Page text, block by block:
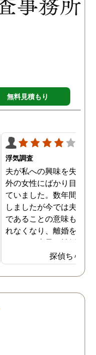
の状態が酷かったので、
然としてしまいました。
無料見積もり
浮気調査
夫が私への興味を失くし
外の女性にばかり目を向
ていました。数年間は我
しましたが今では夫と夫
であることの意味も感じ
れなくなり、離婚を決意
ました。素早く離婚を成
させるためには夫の不倫
証拠を手に入れることが
っ取り早く、探偵に調査
行動パターンを伝え、予
探偵ちゃん